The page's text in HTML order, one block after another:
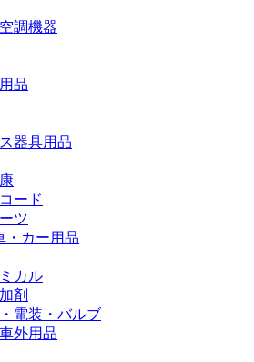
調機器
品
器具用品
ード
ツ
・カー用品
カル
剤
電装・バルブ
外用品